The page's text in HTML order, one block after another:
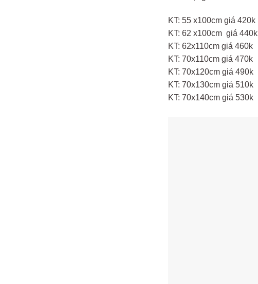
KT: 55 x100cm giá 420k
KT: 62 x100cm giá 440k
KT: 62x110cm giá 460k
KT: 70x110cm giá 470k
KT: 70x120cm giá 490k
KT: 70x130cm giá 510k
KT: 70x140cm giá 530k